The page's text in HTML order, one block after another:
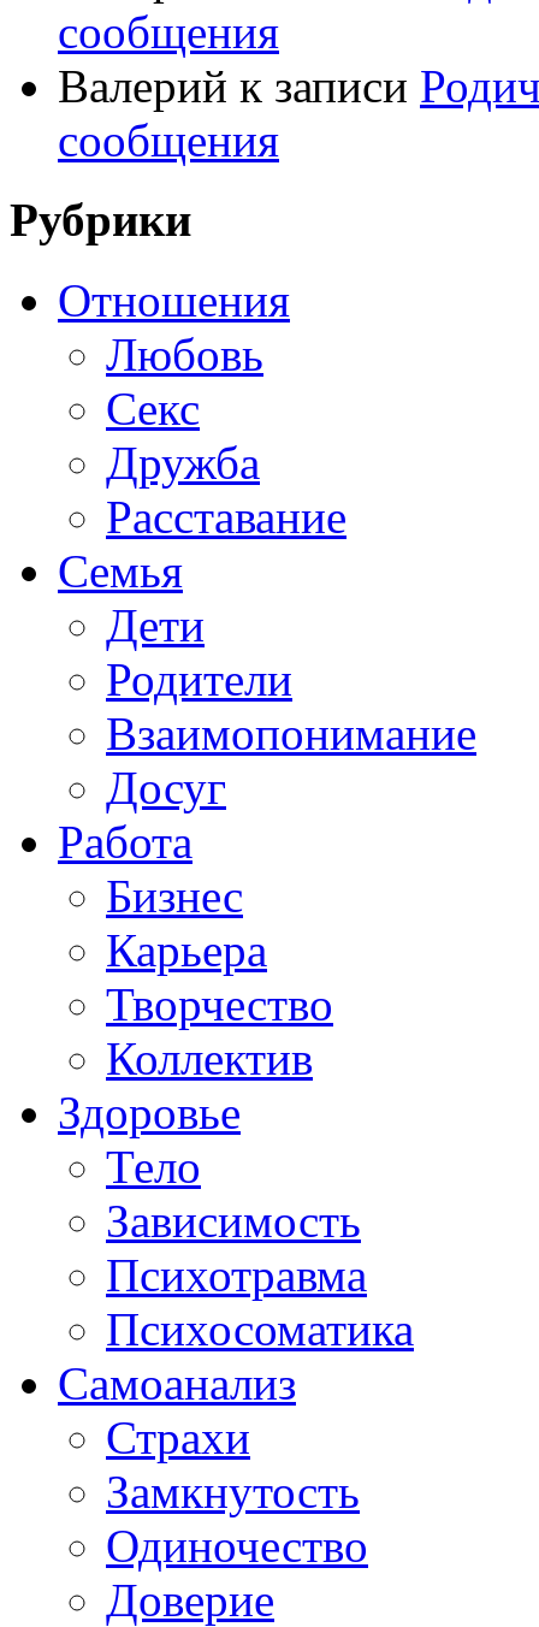
сообщения
Валерий к записи
сообщения
Рубрики
Отношения
Любовь
Секс
Дружба
Расставание
Семья
Дети
Родители
Взаимопонимание
Досуг
Работа
Бизнес
Карьера
Творчество
Коллектив
Здоровье
Тело
Зависимость
Психотравма
Психосоматика
Самоанализ
Страхи
Замкнутость
Одиночество
Доверие